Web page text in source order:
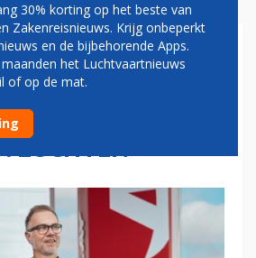
PLAY GOOIT
MINDER
30% korting op het beste van
Zakenreisnieuws. Krijg onbeperkt
en de bijbehorende Apps.
het Luchtvaartnieuws
of op de mat.